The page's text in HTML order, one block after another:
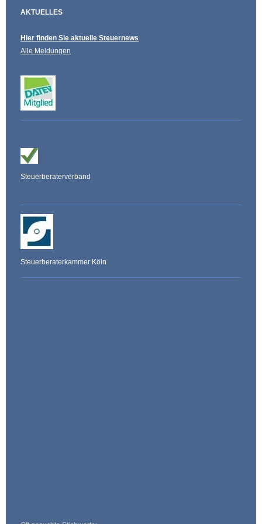
AKTUELLES
Hier finden Sie aktuelle Steuernews
Alle Meldungen
Steuerberaterverband
Steuerberaterkammer Köln